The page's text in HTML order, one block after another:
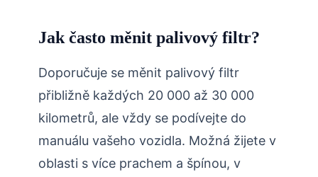
Jak často měnit palivový filtr?
Doporučuje se měnit palivový filtr
přibližně každých 20 000 až 30 000
kilometrů, ale vždy se podívejte do
manuálu vašeho vozidla. Možná žijete v
oblasti s více prachem a špínou, v